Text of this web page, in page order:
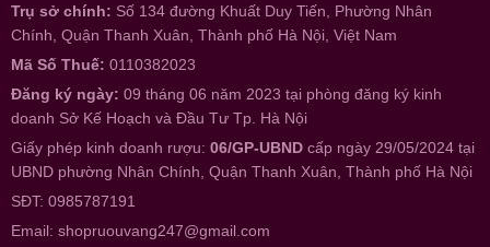
Trụ sở chính: Số 134 đường Khuất Duy Tiến, Phường Nhân
Chính, Quận Thanh Xuân, Thành phố Hà Nội, Việt Nam
Mã Số Thuế: 0110382023
Đăng ký ngày: 09 tháng 06 năm 2023 tại phòng đăng ký kinh
doanh Sở Kế Hoạch và Đầu Tư Tp. Hà Nội
Giấy phép kinh doanh rượu: 06/GP-UBND cấp ngày 29/05/2024 tại
UBND phường Nhân Chính, Quận Thanh Xuân, Thành phố Hà Nội
SĐT: 0985787191
Email: shopruouvang247@gmail.com